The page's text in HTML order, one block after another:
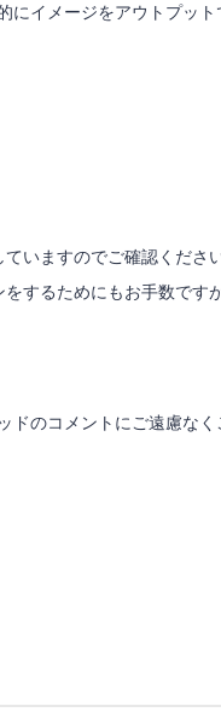
にイメージをアウトプッ
いますのでご確認ください
するためにもお手数です
のコメントにご遠慮な